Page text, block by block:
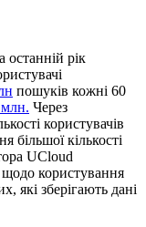
останній рік
пошуків кожні 60
Через
користувачів
більшої кількості
UCloud
щодо користування
які зберігають дані